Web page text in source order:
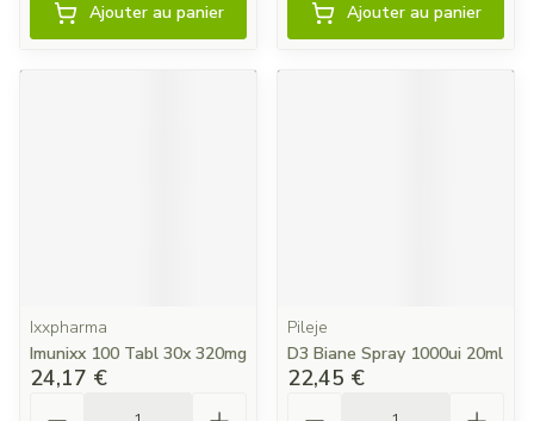
Ajouter au panier Ajouter au panier
Ixxpharma
Imunixx 100 Tabl 30x 320mg
24,17 €
Pileje
D3 Biane Spray 1000ui 20ml
22,45 €